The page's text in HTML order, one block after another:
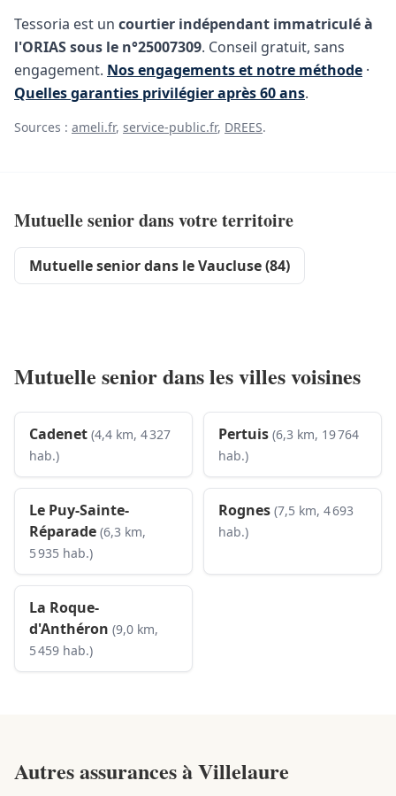
Tessoria est un courtier indépendant immatriculé à
l'ORIAS sous le n°25007309. Conseil gratuit, sans
engagement. Nos engagements et notre méthode ·
Quelles garanties privilégier après 60 ans.
Sources : ameli.fr, service-public.fr, DREES.
Mutuelle senior dans votre territoire
Mutuelle senior dans le Vaucluse (84)
Mutuelle senior dans les villes voisines
Cadenet (4,4 km, 4 327
hab.)
Pertuis (6,3 km, 19 764
hab.)
Le Puy-Sainte-
Réparade (6,3 km,
5 935 hab.)
Rognes (7,5 km, 4 693
hab.)
La Roque-
d'Anthéron (9,0 km,
5 459 hab.)
Autres assurances àVillelaure